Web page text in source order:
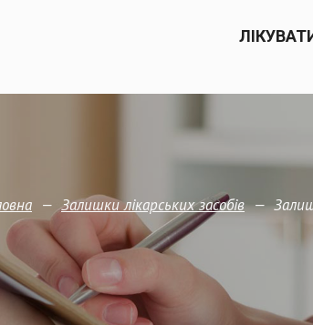
— Залишки лікарських засобів —